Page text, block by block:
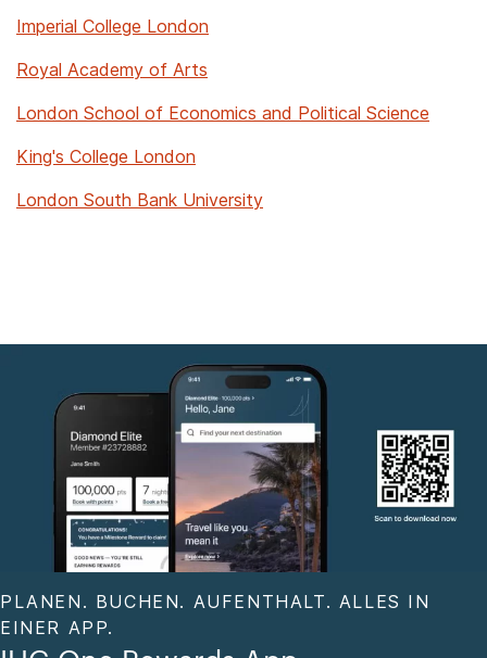
Imperial College London
Royal Academy of Arts
London School of Economics and Political Science
King's College London
London South Bank University
PLANEN. BUCHEN. AUFENTHALT. ALLES IN
EINER APP.